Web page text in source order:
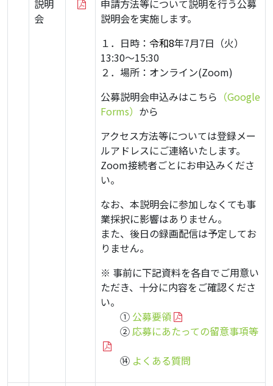
説明
会
申請方法等について説明を行う公募
説明会を実施します。
１．日時： 令和8年7月7日（火）
13:30～15:30
２．場所：オンライン(Zoom)
公募説明会申込みはこちら （Google
Forms） から
アクセス方法等については登録メー
ルアドレスにご連絡いたします。
Zoom接続者ごとにお申込みくださ
い。
なお、本説明会に参加しなくても事
業採択に影響はありません。
また、後日の録画配信は予定してお
りません。
※ 事前に下記資料を各自でご用意い
ただき、十分に内容をご確認くださ
い。
① 公募要領
②応募にあたっての留意事項等
⑭ よくある質問